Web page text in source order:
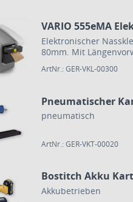
VARIO 555eMA
Elektronischer
80mm. Mit
ArtNr.: GER-VKL-00300
Pneumatischer
pneumatisch
ArtNr.: GER-VKT-00020
Bostitch Akku
Akkubetrieben